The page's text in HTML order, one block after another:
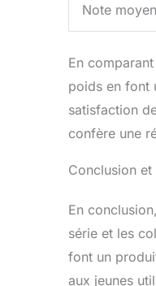
Note
En
poids en font
satisfaction
confère une
Conclusion
En
série et les
font un
aux jeunes